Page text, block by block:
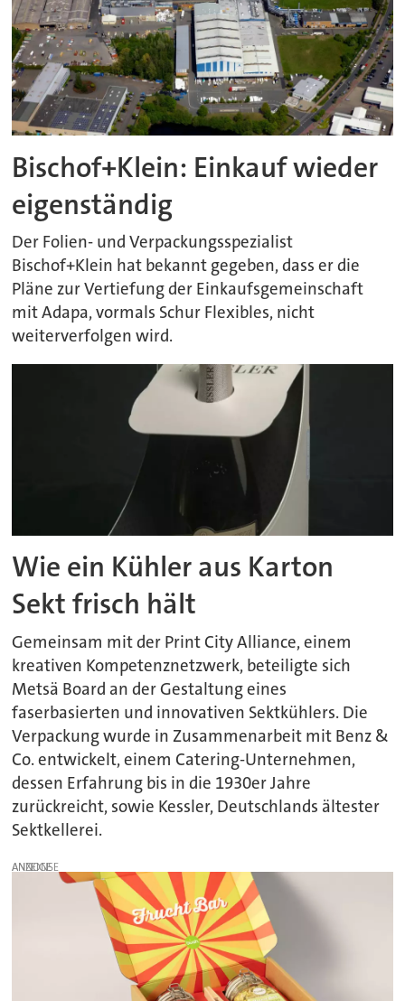
Bischof+Klein: Einkauf wieder
eigenständig
Der Folien- und Verpackungsspezialist
Bischof+Klein hat bekannt gegeben, dass er die
Pläne zur Vertiefung der Einkaufsgemeinschaft
mit Adapa, vormals Schur Flexibles, nicht
weiterverfolgen wird.
Wie ein Kühler aus Karton
Sekt frisch hält
Gemeinsam mit der Print City Alliance, einem
kreativen Kompetenznetzwerk, beteiligte sich
Metsä Board an der Gestaltung eines
faserbasierten und innovativen Sektkühlers. Die
Verpackung wurde in Zusammenarbeit mit Benz &
Co. entwickelt, einem Catering-Unternehmen,
dessen Erfahrung bis in die 1930er Jahre
zurückreicht, sowie Kessler, Deutschlands ältester
Sektkellerei.
ANZEIGE